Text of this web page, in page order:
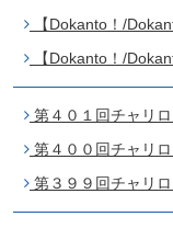
【Dokanto！/
【Dokanto！/
第４０１回チャリ
第４００回チャリ
第３９９回チャリ